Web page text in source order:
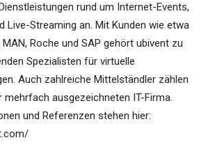
rund um Internet-Events,
Live-Streaming an. Mit Kunden wie etwa
MAN, Roche und SAP gehört ubivent zu
Spezialisten für virtuelle
Auch zahlreiche Mittelständler zählen
mehrfach ausgezeichneten IT-Firma.
und Referenzen stehen hier: